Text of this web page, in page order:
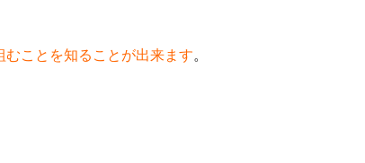
ことを知ることが出来ます。